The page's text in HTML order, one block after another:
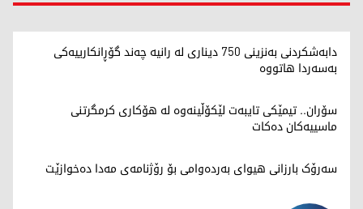
دابەشکردنی بەنزینی 750 دیناری لە رانیە چه‌ند گۆڕانكارییه‌كی
بەسەردا هاتووە
سۆران.. تیمێکی تایبەت لێکۆڵینەوە لە هۆکاری کرمگرتنی
ماسییەکان دەکات
سەرۆک بارزانی هیوای بەردەوامی بۆ رۆژنامەی مەدا دەخوازێت